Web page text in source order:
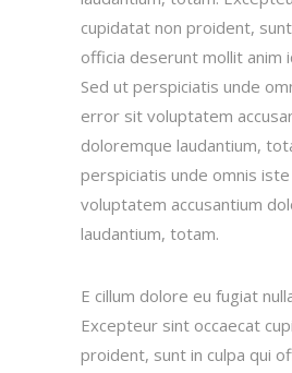
cupidatat non proident,
officia deserunt mollit anim
Sed ut perspiciatis unde
error sit voluptatem
doloremque laudantium,
perspiciatis unde omnis
voluptatem accusantium
laudantium, totam.
E cillum dolore eu fugiat
Excepteur sint occaecat
proident, sunt in culpa qui